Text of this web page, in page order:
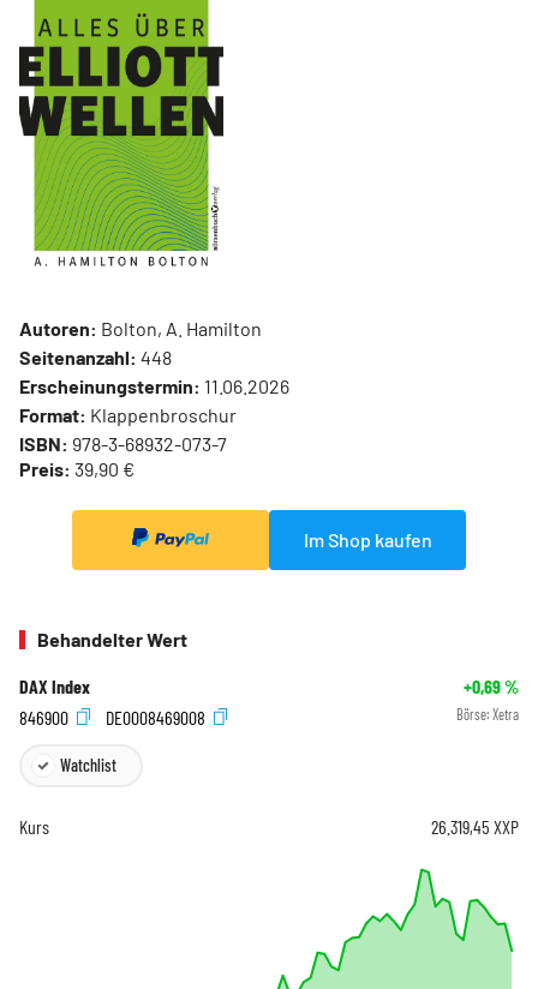
Autoren: Bolton, A. Hamilton
Seitenanzahl: 448
Erscheinungstermin: 11.06.2026
Format: Klappenbroschur
ISBN: 978-3-68932-073-7
Preis: 39,90 €
Im Shop kaufen
Behandelter Wert
DAX Index +0,69%
846900
DE0008469008 Börse: Xetra
Watchlist
Kurs 26.319,45 XXP